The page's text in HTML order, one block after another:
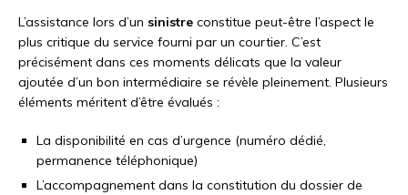
L’assistance lors d’un sinistre constitue peut-être l’aspect le
plus critique du service fourni par un courtier. C’est
précisément dans ces moments délicats que la valeur
ajoutée d’un bon intermédiaire se révèle pleinement. Plusieurs
éléments méritent d’être évalués :
La disponibilité en cas d’urgence (numéro dédié,
permanence téléphonique)
L’accompagnement dans la constitution du dossier de